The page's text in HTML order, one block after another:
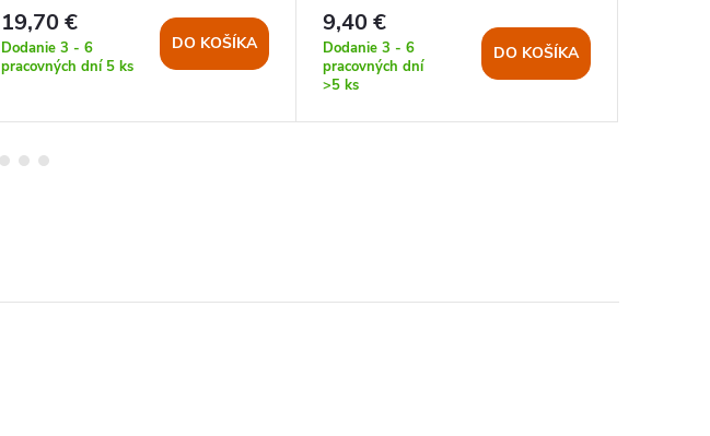
19,70 €
Dodanie 3 - 6
pracovných dní 5 ks
DO KOŠÍKA
9,40 €
Dodanie 3 - 6
pracovných dní
>5 ks
DO KOŠÍKA